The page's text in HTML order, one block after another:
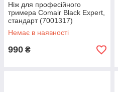
Ніж для професійного
тримера Comair Black Expert,
стандарт (7001317)
Немає в наявності
990 ₴